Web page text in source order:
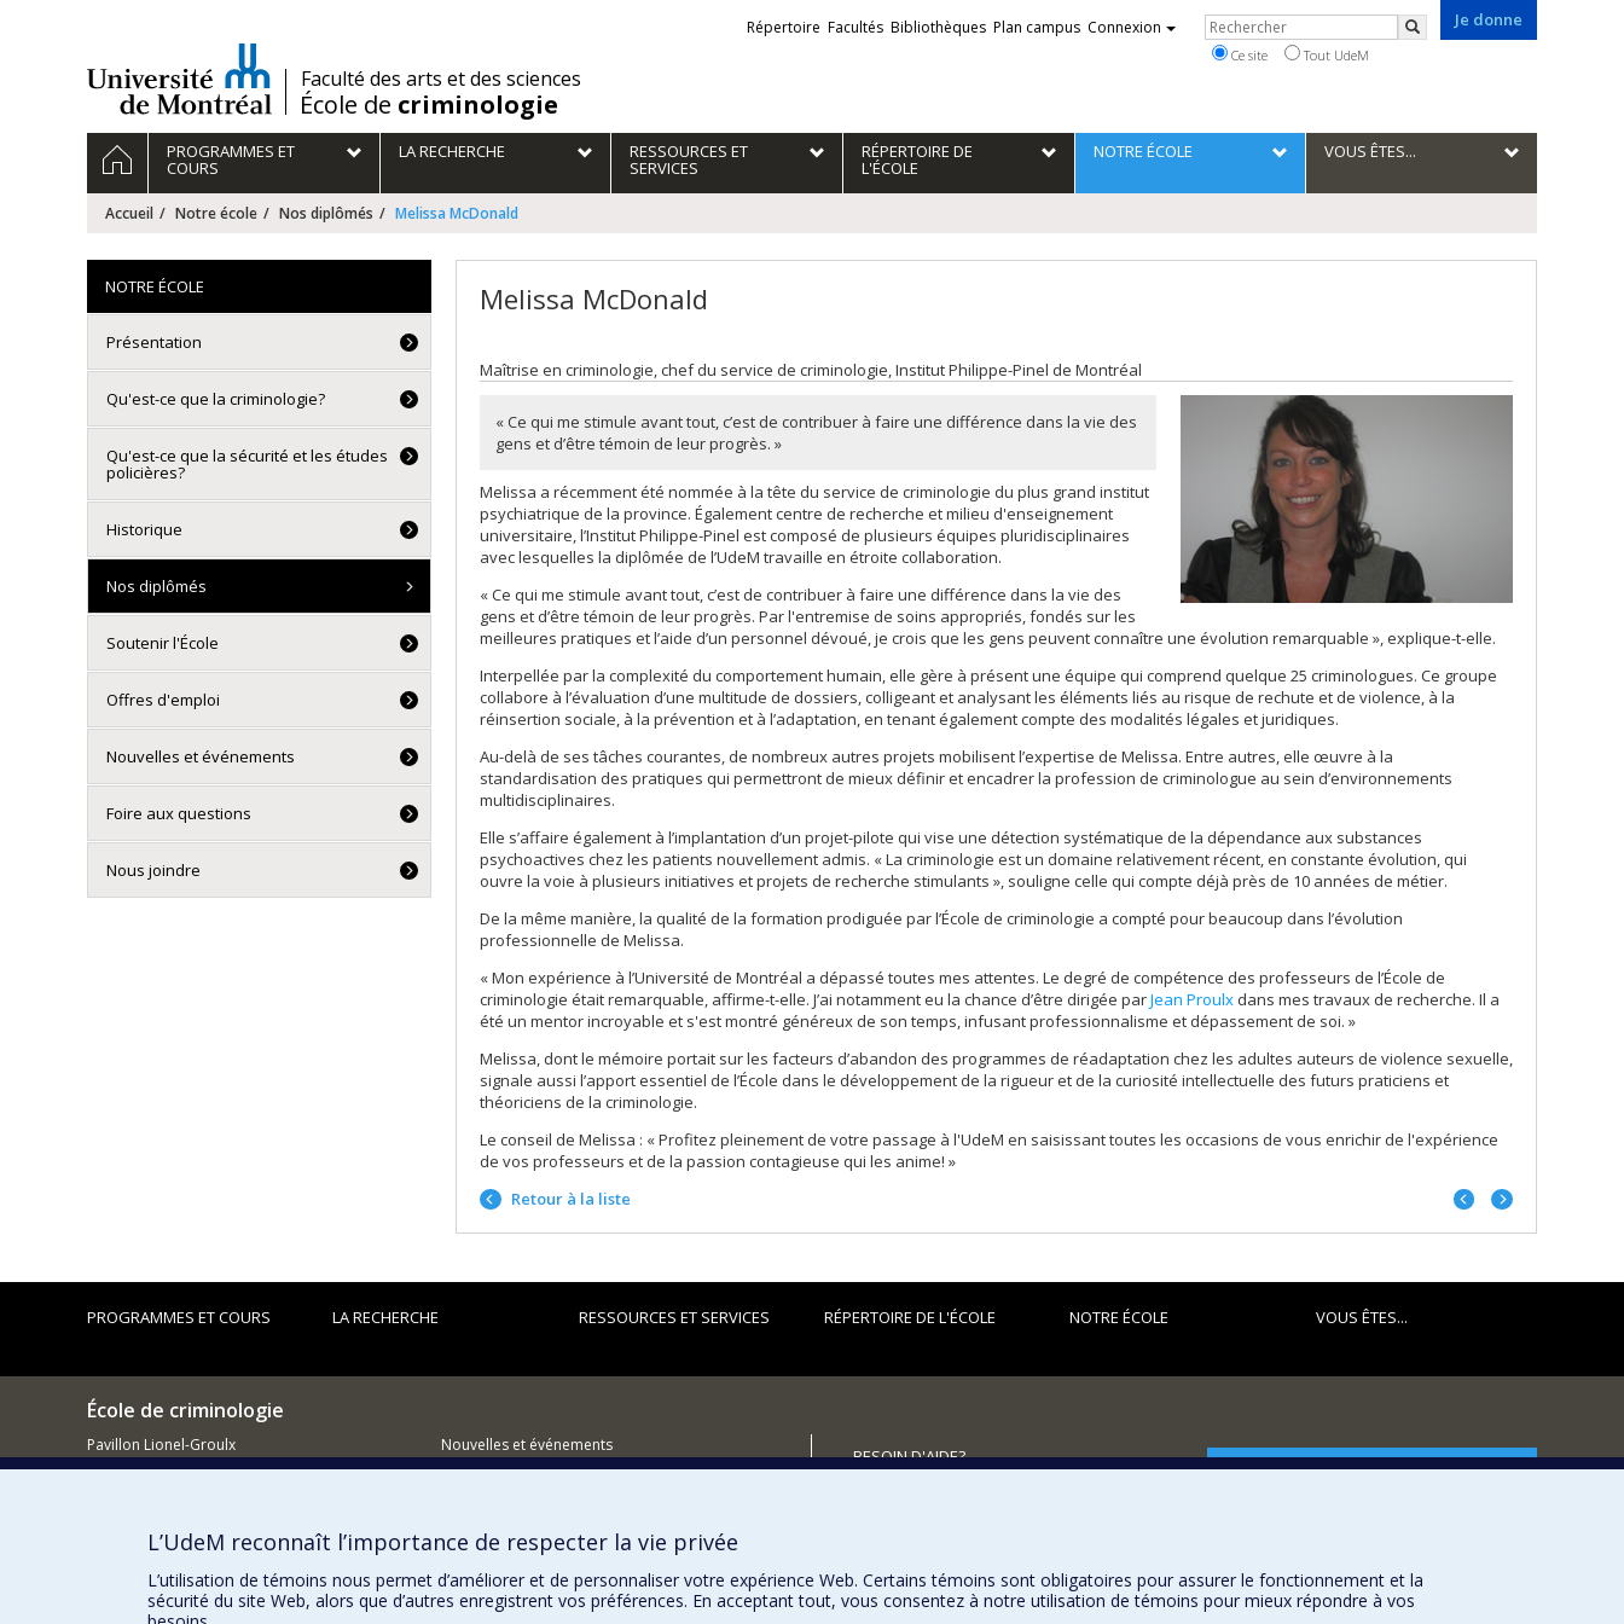
/Faculté des arts et des sciences
École de criminologie
Je donne
Liens
externes
Répertoire Facultés Bibliothèques Plan campus Connexion Rechercher
Rechercher
Ce site Tout UdeM
Navigation
principale
ACCUEILPROGRAMMES ET
COURS
LA RECHERCHE RESSOURCES ET
SERVICES
RÉPERTOIRE DE
L'ÉCOLE
NOTRE ÉCOLE VOUS ÊTES...
Accueil Notre école Nos diplômés Melissa McDonald
Melissa McDonald
Maîtrise en criminologie, chef du service de criminologie, Institut Philippe-Pinel de Montréal
« Ce qui me stimule avant tout, c’est de contribuer à faire une différence dans la vie des
gens et d’être témoin de leur progrès. »
Melissa a récemment été nommée à la tête du service de criminologie du plus grand institut
psychiatrique de la province. Également centre de recherche et milieu d'enseignement
universitaire, l’Institut Philippe-Pinel est composé de plusieurs équipes pluridisciplinaires
avec lesquelles la diplômée de l’UdeM travaille en étroite collaboration.
« Ce qui me stimule avant tout, c’est de contribuer à faire une différence dans la vie des
gens et d’être témoin de leur progrès. Par l'entremise de soins appropriés, fondés sur les
meilleures pratiques et l’aide d’un personnel dévoué, je crois que les gens peuvent connaître une évolution remarquable », explique-t-elle.
Interpellée par la complexité du comportement humain, elle gère à présent une équipe qui comprend quelque 25 criminologues. Ce groupe
collabore à l’évaluation d’une multitude de dossiers, colligeant et analysant les éléments liés au risque de rechute et de violence, à la
réinsertion sociale, à la prévention et à l’adaptation, en tenant également compte des modalités légales et juridiques.
Au-delà de ses tâches courantes, de nombreux autres projets mobilisent l’expertise de Melissa. Entre autres, elle œuvre à la
standardisation des pratiques qui permettront de mieux définir et encadrer la profession de criminologue au sein d’environnements
multidisciplinaires.
Elle s’affaire également à l’implantation d’un projet-pilote qui vise une détection systématique de la dépendance aux substances
psychoactives chez les patients nouvellement admis. « La criminologie est un domaine relativement récent, en constante évolution, qui
ouvre la voie à plusieurs initiatives et projets de recherche stimulants », souligne celle qui compte déjà près de 10 années de métier.
De la même manière, la qualité de la formation prodiguée par l’École de criminologie a compté pour beaucoup dans l’évolution
professionnelle de Melissa.
« Mon expérience à l’Université de Montréal a dépassé toutes mes attentes. Le degré de compétence des professeurs de l’École de
criminologie était remarquable, affirme-t-elle. J’ai notamment eu la chance d’être dirigée parJean Proulx dans mes travaux de recherche. Il a
été un mentor incroyable et s'est montré généreux de son temps, infusant professionnalisme et dépassement de soi. »
Melissa, dont le mémoire portait sur les facteurs d’abandon des programmes de réadaptation chez les adultes auteurs de violence sexuelle,
signale aussi l’apport essentiel de l’École dans le développement de la rigueur et de la curiosité intellectuelle des futurs praticiens et
théoriciens de la criminologie.
Le conseil de Melissa : « Profitez pleinement de votre passage à l'UdeM en saisissant toutes les occasions de vous enrichir de l'expérience
de vos professeurs et de la passion contagieuse qui les anime! »
Retour à la liste
Portrait
Portrait
NOTRE ÉCOLE
Présentation
Qu'est-ce que la criminologie?
Qu'est-ce que la sécurité et les études
policières?
Historique
Nos diplômés
Soutenir l'École
Offres d'emploi
Nouvelles et événements
Foire aux questions
Nous joindre
PROGRAMMES ET COURS LA RECHERCHE RESSOURCES ET SERVICES RÉPERTOIRE DE L'ÉCOLE NOTRE ÉCOLE VOUS ÊTES...
École de criminologie
Pavillon Lionel-Groulx
3150, rue Jean-Brillant
514 343-6111, poste 40894
Nouvelles et événements
BESOIN D'AIDE?
FACULTÉ DES ARTS ET DES SCIENCES
Nos programmes et cours
L’UdeM reconnaît l’importance de respecter la vie privée
L’utilisation de témoins nous permet d’améliorer et de personnaliser votre expérience Web. Certains témoins sont obligatoires pour assurer le fonctionnement et la
sécurité du site Web, alors que d’autres enregistrent vos préférences. En acceptant tout, vous consentez à notre utilisation de témoins pour mieux répondre à vos